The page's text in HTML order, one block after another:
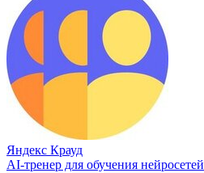
Яндекс Крауд
AI-тренер для обучения нейросетей